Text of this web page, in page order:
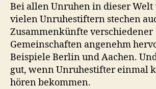
Bei allen Unruhen in dieser Welt
vielen Unruhestiftern stechen
Zusammenkünfte verschiedener
Gemeinschaften angenehm
Beispiele Berlin und Aachen.
gut, wenn Unruhestifter einmal
hören bekommen.